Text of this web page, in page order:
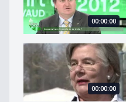
00:00:00
La Télé en campagne
00:00:00